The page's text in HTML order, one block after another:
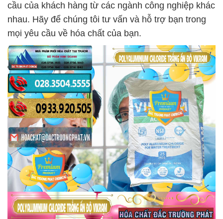
cầu của khách hàng từ các ngành công nghiệp khác
nhau. Hãy để chúng tôi tư vấn và hỗ trợ bạn trong
mọi yêu cầu về hóa chất của bạn.